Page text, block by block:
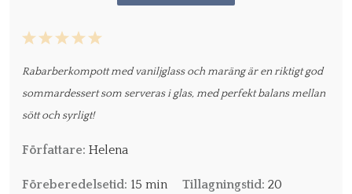
5
4
3
2
1
Rabarberkompott med vaniljglass och maräng är en riktigt god
sommardessert som serveras i glas, med perfekt balans mellan
sött och syrligt!
Författare: Helena
Föreberedelsetid: 15 min Tillagningstid: 20